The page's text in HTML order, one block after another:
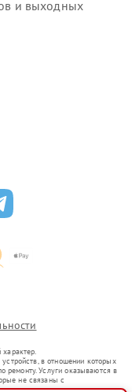
и выходных
в отношении которых
ремонту. Услуги оказываются в
не связаны с